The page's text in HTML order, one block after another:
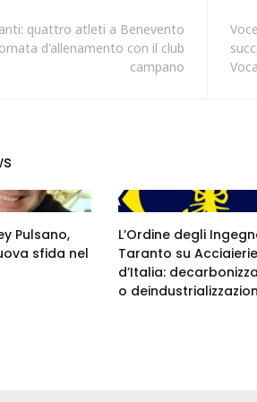
quattro atleti a Benevento
d'allenamento con il club
campano
Pulsano,
sfida nel
L’Ordine degli
Taranto su Acciaierie
d’Italia:
o